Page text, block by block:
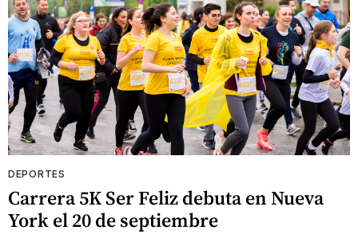
DEPORTES
Carrera 5K Ser Feliz debuta en Nueva
York el 20 de septiembre